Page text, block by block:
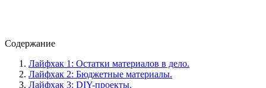
Содержание
Лайфхак 1: Остатки материалов в дело.
Лайфхак 2: Бюджетные материалы.
Лайфхак 3: DIY-проекты.